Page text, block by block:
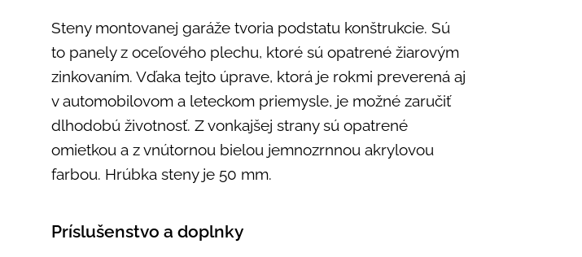
Steny montovanej garáže tvoria podstatu konštrukcie. Sú
to panely z oceľového plechu, ktoré sú opatrené žiarovým
zinkovaním. Vďaka tejto úprave, ktorá je rokmi preverená aj
v automobilovom a leteckom priemysle, je možné zaručiť
dlhodobú životnosť. Z vonkajšej strany sú opatrené
omietkou a z vnútornou bielou jemnozrnnou akrylovou
farbou. Hrúbka steny je 50 mm.
Príslušenstvo a doplnky